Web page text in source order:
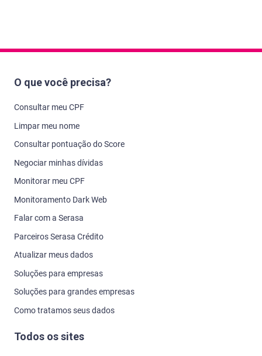
O que você precisa?
Consultar meu CPF
Limpar meu nome
Consultar pontuação do Score
Negociar minhas dívidas
Monitorar meu CPF
Monitoramento Dark Web
Falar com a Serasa
Parceiros Serasa Crédito
Atualizar meus dados
Soluções para empresas
Soluções para grandes empresas
Como tratamos seus dados
Todos os sites